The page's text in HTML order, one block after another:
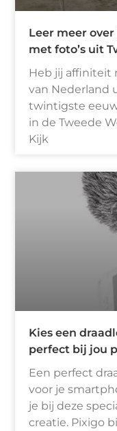
Leer meer
met foto’s uit
Heb jij affiniteit
van Nederland
twintigste
in de Tweede
Kijk
Kies een
perfect bij jou
Een perfect
voor je
je bij deze
creatie. Pixigo